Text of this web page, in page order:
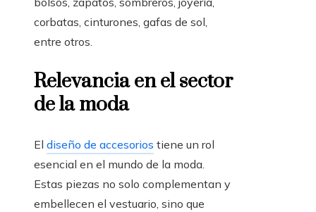
corbatas, cinturones, gafas de sol,
entre otros.
Relevancia en el sector
de la moda
El diseño de accesorios tiene un rol
esencial en el mundo de la moda.
Estas piezas no solo complementan y
embellecen el vestuario, sino que